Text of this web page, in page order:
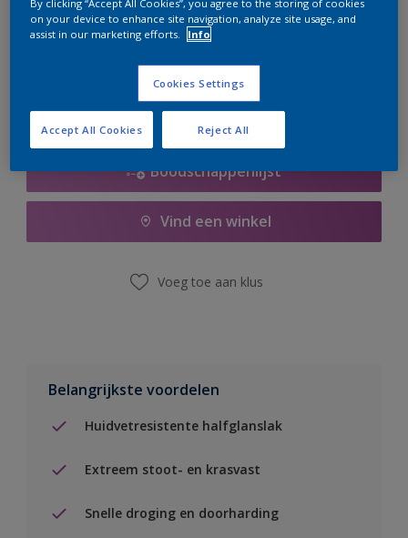
Op dit moment is het niet mogelijk dit product online
te bestellen. Houd de website in de gaten, we werken
Boodschappenlijst
Vind een winkel
Voeg toe aan klus
Belangrijkste voordelen
Huidvetresistente halfglanslak
Extreem stoot- en krasvast
Snelle droging en doorharding
By clicking “Accept All Cookies”, you agree to the storing of cookies
on your device to enhance site navigation, analyze site usage, and
assist in our marketing efforts.
Info
Cookies Settings
Reject All
Accept All Cookies